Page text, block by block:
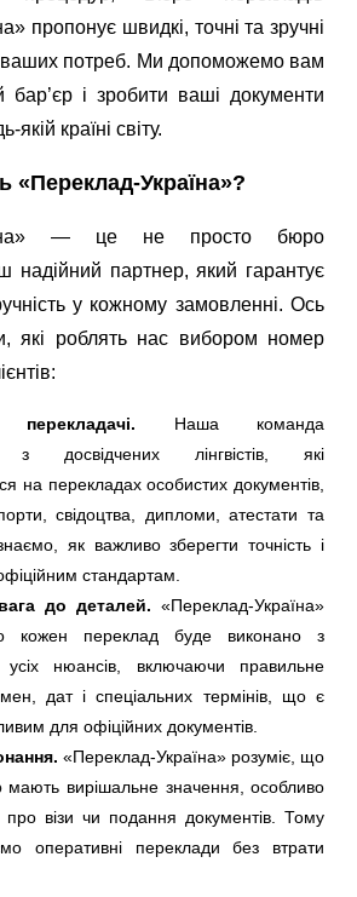
пропонує швидкі, точні та зручні
ваших потреб. Ми допоможемо вам
і зробити ваші документи
країні світу.
«Переклад-Україна»?
— це не просто бюро
надійний партнер, який гарантує
у кожному замовленні. Ось
які роблять нас вибором номер
перекладачі. Наша команда
з досвідчених лінгвістів, які
на перекладах особистих документів,
свідоцтва, дипломи, атестати та
як важливо зберегти точність і
офіційним стандартам.
до деталей. «Переклад-Україна»
кожен переклад буде виконано з
усіх нюансів, включаючи правильне
дат і спеціальних термінів, що є
для офіційних документів.
«Переклад-Україна» розуміє, що
мають вирішальне значення, особливо
про візи чи подання документів. Тому
оперативні переклади без втрати